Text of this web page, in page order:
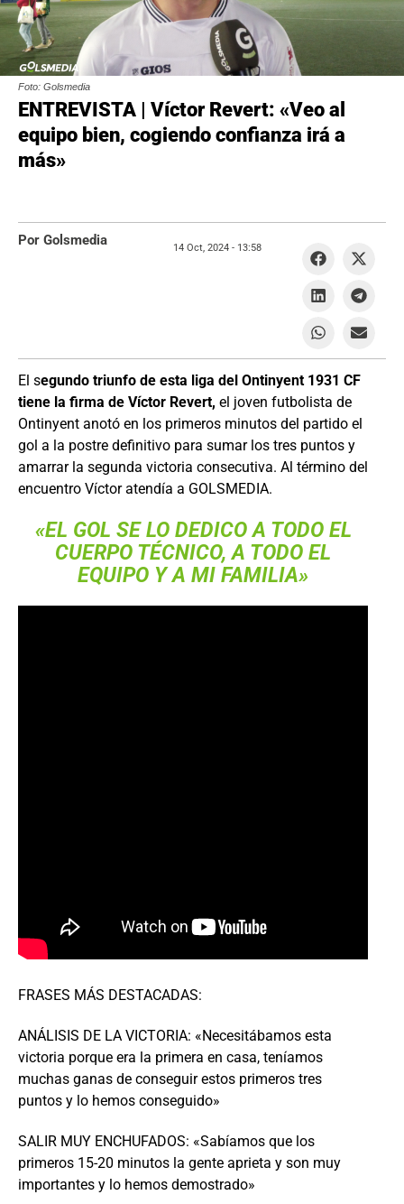
Foto: Golsmedia
ENTREVISTA | Víctor Revert: «Veo al
equipo bien, cogiendo confianza irá a
más»
El segundo triunfo de esta liga del Ontinyent 1931 CF
tiene la firma de Víctor Revert, el joven futbolista de
Ontinyent anotó en los primeros minutos del partido el
gol a la postre definitivo para sumar los tres puntos y
amarrar la segunda victoria consecutiva. Al término del
encuentro Víctor atendía a GOLSMEDIA.
«EL GOL SE LO DEDICO A TODO EL
CUERPO TÉCNICO, A TODO EL
EQUIPO Y A MI FAMILIA»
FRASES MÁS DESTACADAS:
ANÁLISIS DE LA VICTORIA: «Necesitábamos esta
victoria porque era la primera en casa, teníamos
muchas ganas de conseguir estos primeros tres
puntos y lo hemos conseguido»
SALIR MUY ENCHUFADOS: «Sabíamos que los
primeros 15-20 minutos la gente aprieta y son muy
importantes y lo hemos demostrado»
Por Golsmedia 14 Oct, 2024 - 13:58